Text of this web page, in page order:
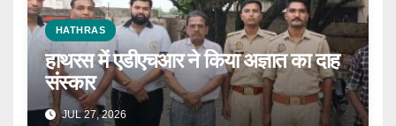
HATHRAS
हाथरस में एडीएचआर ने किया अज्ञात का दाह
संस्कार
JUL 27, 2026